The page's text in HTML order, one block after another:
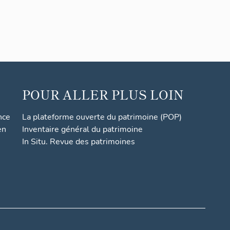
POUR ALLER PLUS LOIN
La plateforme ouverte du patrimoine (POP)
Inventaire général du patrimoine
In Situ. Revue des patrimoines